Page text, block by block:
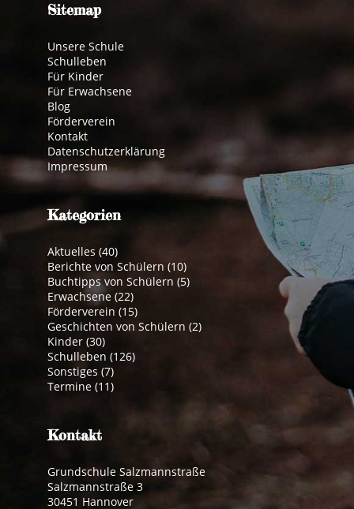
Sitemap
Unsere Schule
Schulleben
Für Kinder
Für Erwachsene
Blog
Förderverein
Kontakt
Datenschutzerklärung
Impressum
Kategorien
Aktuelles (40)
Berichte von Schülern (10)
Buchtipps von Schülern (5)
Erwachsene (22)
Förderverein (15)
Geschichten von Schülern (2)
Kinder (30)
Schulleben (126)
Sonstiges (7)
Termine (11)
Kontakt
Grundschule Salzmannstraße
Salzmannstraße 3
30451 Hannover